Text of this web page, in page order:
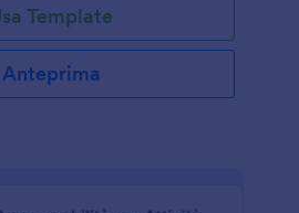
Template
Anteprima